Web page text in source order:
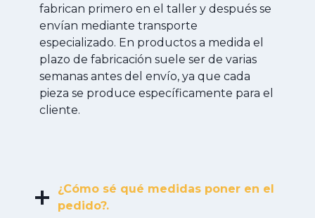
fabrican primero en el taller y después se
envían mediante transporte
especializado. En productos a medida el
plazo de fabricación suele ser de varias
semanas antes del envío, ya que cada
pieza se produce específicamente para el
cliente.
¿Cómo sé qué medidas poner en el
pedido?.